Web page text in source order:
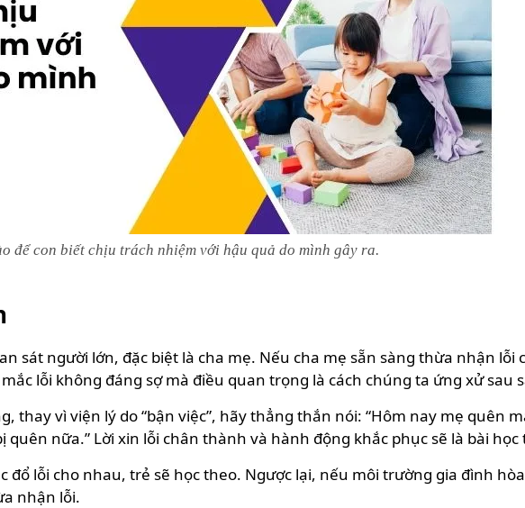
để con biết chịu trách nhiệm với hậu quả do mình gây ra.
sát người lớn, đặc biệt là cha mẹ. Nếu cha mẹ sẵn sàng thừa nhận lỗi
lỗi không đáng sợ mà điều quan trọng là cách chúng ta ứng xử sau
thay vì viện lý do “bận việc”, hãy thẳng thắn nói: “Hôm nay mẹ quên
nữa.” Lời xin lỗi chân thành và hành động khắc phục sẽ là bài
lỗi cho nhau, trẻ sẽ học theo. Ngược lại, nếu môi trường gia đình
nhận lỗi.